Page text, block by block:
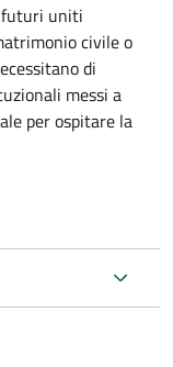
futuri uniti
civile o
di
messi a
per ospitare la